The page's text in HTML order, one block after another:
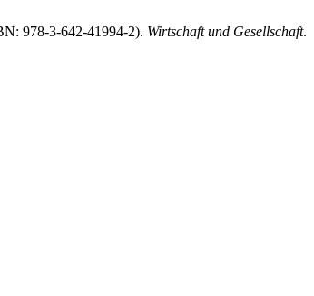
978-3-642-41994-2). Wirtschaft und Gesellschaft.